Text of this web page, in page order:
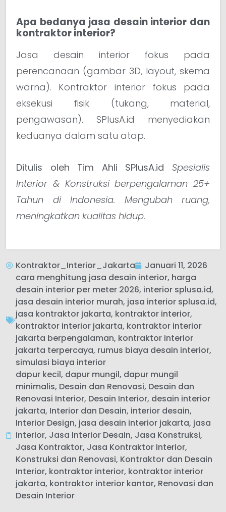
Apa bedanya jasa desain interior dan
kontraktor interior?
Jasa desain interior fokus pada
perencanaan (gambar 3D, layout, skema
warna). Kontraktor interior fokus pada
eksekusi fisik (tukang, material,
pengawasan). SPlusA.id menyediakan
keduanya dalam satu atap.
Ditulis oleh Tim Ahli SPlusA.id
Spesialis
Interior & Konstruksi berpengalaman 25+
Tahun di Indonesia. Mengubah ruang,
meningkatkan kualitas hidup.
Kontraktor_Interior_Jakarta
Januari 11, 2026
cara menghitung jasa desain interior, harga
desain interior per meter 2026, interior splusa.id,
jasa desain interior murah, jasa interior splusa.id,
jasa kontraktor jakarta, kontraktor interior,
kontraktor interior jakarta, kontraktor interior
jakarta berpengalaman, kontraktor interior
jakarta terpercaya, rumus biaya desain interior,
simulasi biaya interior
dapur kecil, dapur mungil, dapur mungil
minimalis, Desain dan Renovasi, Desain dan
Renovasi Interior, Desain Interior, desain interior
jakarta, Interior dan Desain, interior desain,
Interior Design, jasa desain interior jakarta, jasa
interior, Jasa Interior Desain, Jasa Konstruksi,
Jasa Kontraktor, Jasa Kontraktor Interior,
Konstruksi dan Renovasi, Kontraktor dan Desain
Interior, kontraktor interior, kontraktor interior
jakarta, kontraktor interior kantor, Renovasi dan
Desain Interior